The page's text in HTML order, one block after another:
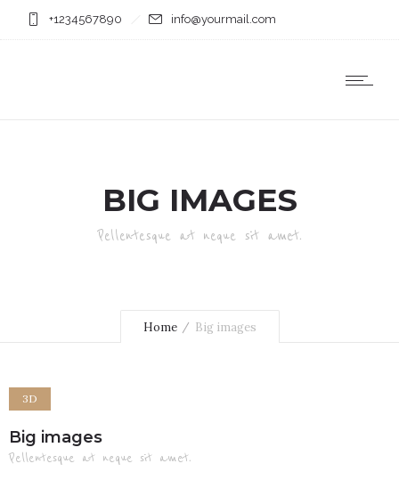
+1234567890 info@yourmail.com
BIG IMAGES
Pellentesque at neque sit amet.
Home Big images
3D
Big images
Pellentesque at neque sit amet.